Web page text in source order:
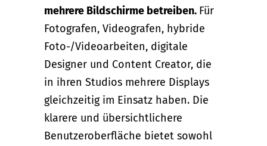
mehrere Bildschirme betreiben. Für
Fotografen, Videografen, hybride
Foto-/Videoarbeiten, digitale
Designer und Content Creator, die
in ihren Studios mehrere Displays
gleichzeitig im Einsatz haben. Die
klarere und übersichtlichere
Benutzeroberfläche bietet sowohl